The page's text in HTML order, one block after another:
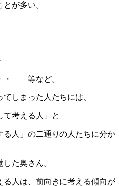
が多い。
・ 等など。
しまった人たちには、
て考える人」と
る人」の二通りの人たちに分か
た奥さん。
る人は、前向きに考える傾向が